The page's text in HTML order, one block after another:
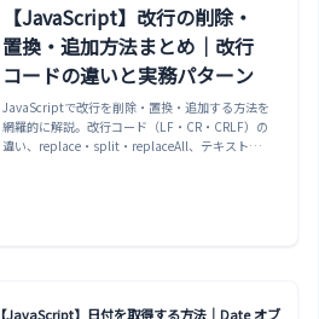
で、実行確認済みのコードでまとめます。
【JavaScript】改行の削除・
置換・追加方法まとめ｜改行
コードの違いと実務パターン
JavaScriptで改行を削除・置換・追加する方法を
網羅的に解説。改行コード（LF・CR・CRLF）の
違い、replace・split・replaceAll、テキストエ
【JavaScript】日付を取得する方法｜Date オブ